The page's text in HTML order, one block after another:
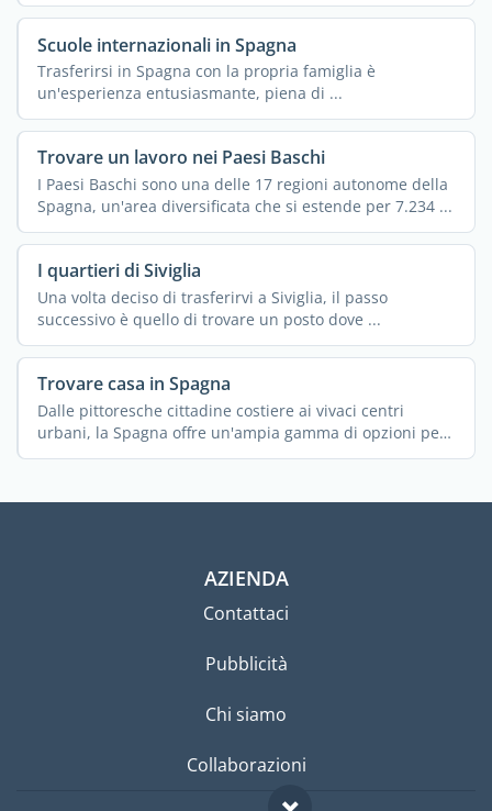
Scuole internazionali in Spagna
Trasferirsi in Spagna con la propria famiglia è
un'esperienza entusiasmante, piena di ...
Trovare un lavoro nei Paesi Baschi
I Paesi Baschi sono una delle 17 regioni autonome della
Spagna, un'area diversificata che si estende per 7.234 ...
I quartieri di Siviglia
Una volta deciso di trasferirvi a Siviglia, il passo
successivo è quello di trovare un posto dove ...
Trovare casa in Spagna
Dalle pittoresche cittadine costiere ai vivaci centri
urbani, la Spagna offre un'ampia gamma di opzioni per
...
AZIENDA
Contattaci
Pubblicità
Chi siamo
Collaborazioni